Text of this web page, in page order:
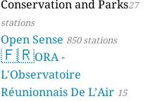
Conservation and Parks27
stations
Open Sense 850 stations
🇫🇷ORA -
L'Observatoire
Réunionnais De L’Air 15